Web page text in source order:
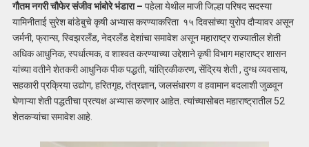
गौतम नगरी चौफेर संजीव भांबोरे भंडारा – पहेला येथील माजी जिल्हा परिषद सदस्या
यामिनीताई सुरेश बांडेबुचे कृषी अभ्यास करण्याकरिता १५ दिवसांच्या युरोप दौऱ्यावर असून
जर्मनी, फ्रान्स, स्विझरलँड, नेदरलँड देशांचा समावेश असून महाराष्ट्र राज्यातील शेती
अधिक आधुनिक, स्पर्धात्मक, व शाश्वत करण्याच्या उद्देशाने कृषी विभाग महाराष्ट्र शासन
यांच्या वतीने शेतकरी आधुनिक पीक पद्धती, यांत्रिकीकरण, सेंद्रिय शेती , दुग्ध व्यवसाय,
सहकारी प्रक्रिया उद्योग, हरितगृह, तंत्रज्ञान, जलसंधारण व हवामान बदलाशी जुळवून
घेणाऱ्या शेती पद्धतीचा प्रत्यक्ष अभ्यास करणार आहेत. त्यांच्यासोबत महाराष्ट्रातील 52
शेतकऱ्यांचा समावेश आहे.